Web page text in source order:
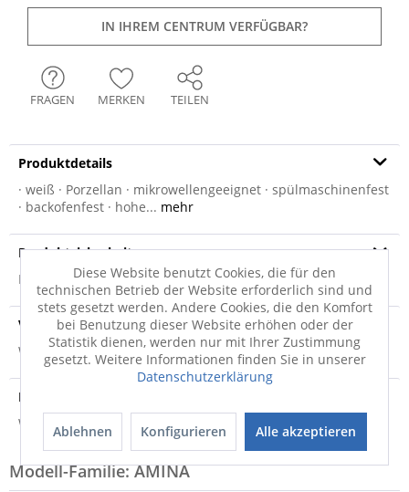
IN IHREM CENTRUM VERFÜGBAR?
FRAGEN MERKEN TEILEN
Produktdetails
· weiß · Porzellan · mikrowellengeeignet · spülmaschinenfest
· backofenfest · hohe... mehr
Produktsicherheit
Produktsicherheit
Versandinfo
Weitere Informationen zum Versand...
Hersteller
Weitere Informationen zum Hersteller...
Modell-Familie: AMINA
Diese Website benutzt Cookies, die für den
technischen Betrieb der Website erforderlich sind und
stets gesetzt werden. Andere Cookies, die den Komfort
bei Benutzung dieser Website erhöhen oder der
Statistik dienen, werden nur mit Ihrer Zustimmung
gesetzt. Weitere Informationen finden Sie in unserer
Datenschutzerklärung
Ablehnen Konfigurieren Alle akzeptieren